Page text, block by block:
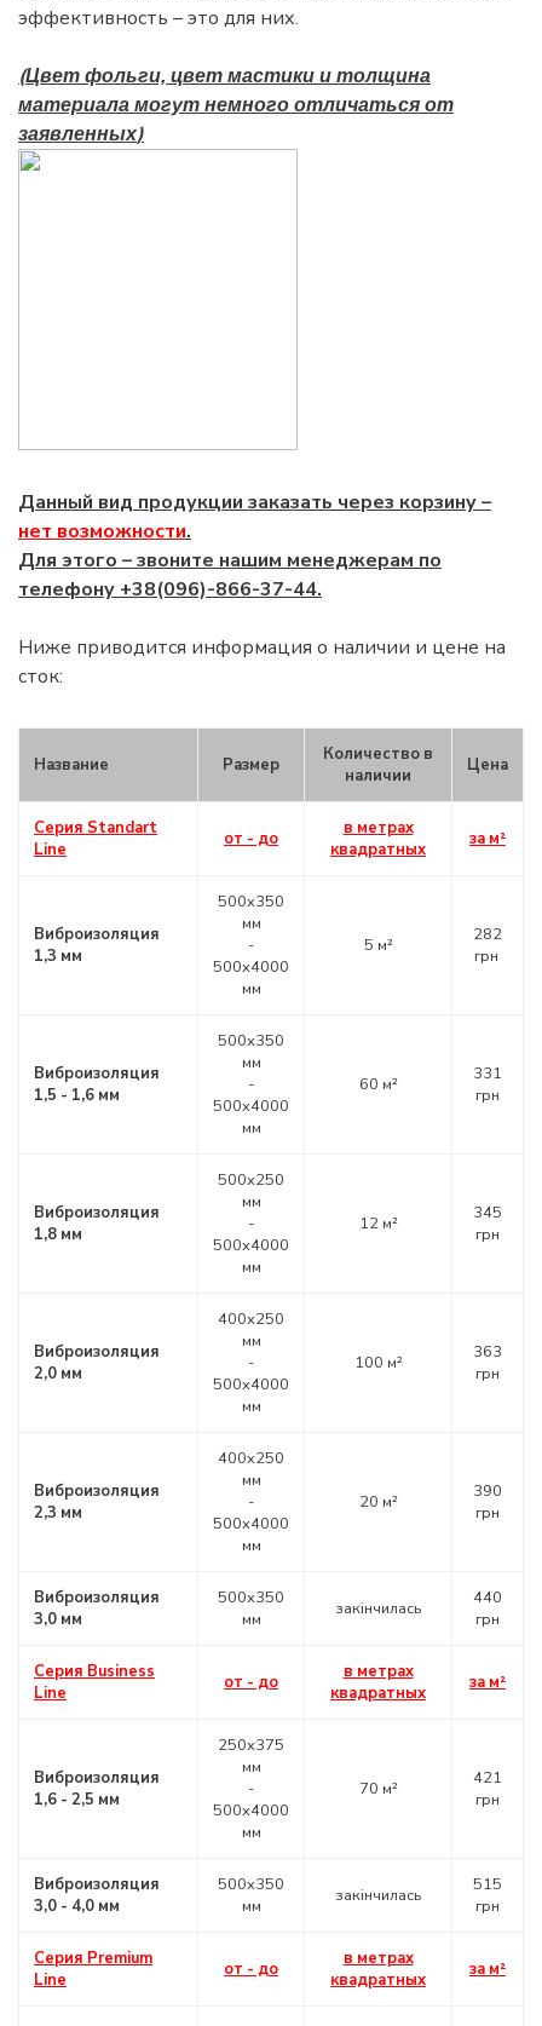
эффективность – это для них.
(Цвет фольги, цвет мастики и толщина
материала могут немного отличаться от
заявленных)
Данный вид продукции заказать через корзину –
нет возможности.
Для этого – звоните нашим менеджерам по
телефону +38(096)-866-37-44.
Ниже приводится информация о наличии и цене на
сток:
Название Размер
Количество в
наличии
Цена
Серия Standart
Line
от - до
в метрах
квадратных
за м²
Виброизоляция
1,3 мм
500х350
мм
-
500х4000
мм
5 м²
282
грн
Виброизоляция
1,5 - 1,6 мм
500х350
мм
-
500х4000
мм
60 м²
331
грн
Виброизоляция
1,8 мм
500х250
мм
-
500х4000
мм
12 м²
345
грн
Виброизоляция
2,0 мм
400х250
мм
-
500х4000
мм
100 м²
363
грн
Виброизоляция
2,3 мм
400х250
мм
-
500х4000
мм
20 м²
390
грн
Виброизоляция
3,0 мм
500х350
мм
закінчилась
440
грн
Серия Business
Line
от - до
в метрах
квадратных
за м²
Виброизоляция
1,6 - 2,5 мм
250х375
мм
-
500х4000
мм
70 м²
421
грн
Виброизоляция
3,0 - 4,0 мм
500х350
мм
закінчилась
515
грн
Серия Premium
Line
от - до
в метрах
квадратных
за м²